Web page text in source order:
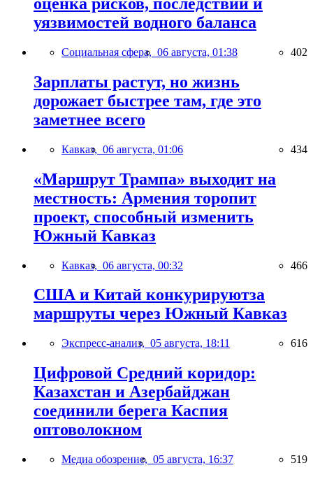
уязвимостей водного баланса
Социальная сфера, 06 августа, 01:38 402
Зарплаты растут, но жизнь
дорожает быстрее там, где это
заметнее всего
Кавказ, 06 августа, 01:06 434
«Маршрут Трампа» выходит на
местность: Армения торопит
проект, способный изменить
Южный Кавказ
Кавказ, 06 августа, 00:32 466
США и Китай конкурируютза
маршруты через Южный Кавказ
Экспресс-анализ, 05 августа, 18:11 616
Цифровой Средний коридор:
Казахстан и Азербайджан
соединили берега Каспия
оптоволокном
Медиа обозрение, 05 августа, 16:37 519